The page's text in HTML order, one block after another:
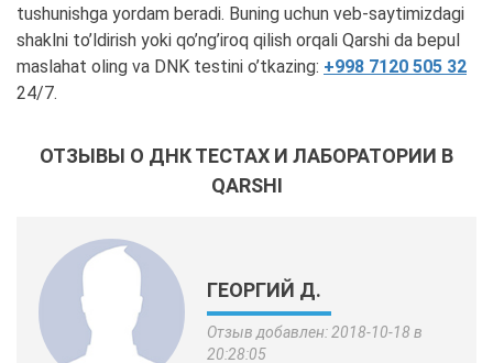
tushunishga yordam beradi. Buning uchun veb-saytimizdagi
shaklni to’ldirish yoki qo’ng’iroq qilish orqali Qarshi da bepul
maslahat oling va DNK testini o’tkazing: +998 7120 505 32
24/7.
ОТЗЫВЫ О ДНК ТЕСТАХ И ЛАБОРАТОРИИ В
QARSHI
ГЕОРГИЙ Д.
Отзыв добавлен: 2018-10-18 в
20:28:05